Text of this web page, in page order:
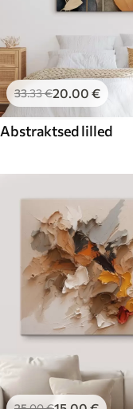
33.33€20.00 €
Abstraktsed lilled